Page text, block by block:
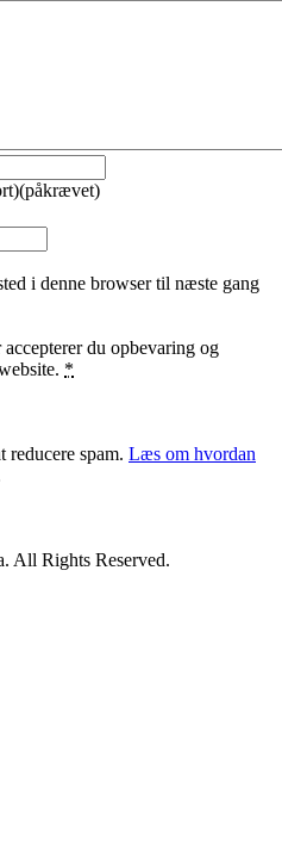
i denne browser til næste gang
du opbevaring og
*
reducere spam. Læs om hvordan
All Rights Reserved.